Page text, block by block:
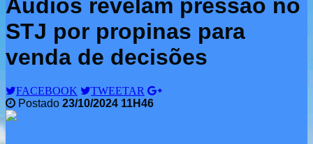
Áudios revelam pressão no
STJ por propinas para
venda de decisões
FACEBOOK
TWEETAR
Postado 23/10/2024 11H46